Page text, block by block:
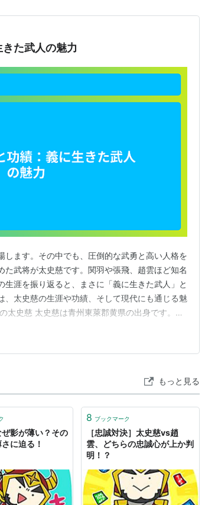
戦いで矢を浴びて戦死したという創作が加
はしばしば登場するが、「正史三国志」にお
た武人の魅力
します。その中でも、圧倒的な武勇と高い人格を
武将が太史慈です。関羽や張飛、趙雲ほど知名
生涯を振り返ると、まさに「義に生きた武人」と
、太史慈の生涯や功績、そして現代にも通じる魅
太史慈 太史慈は青州東萊郡黄県の出身です。若
た行政上の争いでした。太史慈は重要な文書を
胆力によって周囲を…
もっと見る
影が薄い？その
に迫る！
8 ブックマーク
［忠誠対決］太史慈vs趙
雲、どちらの忠誠心が上か判
明！？